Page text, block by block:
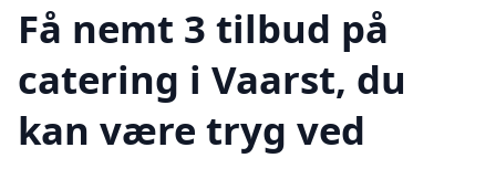
Få nemt 3 tilbud på
catering i Vaarst, du
kan være tryg ved